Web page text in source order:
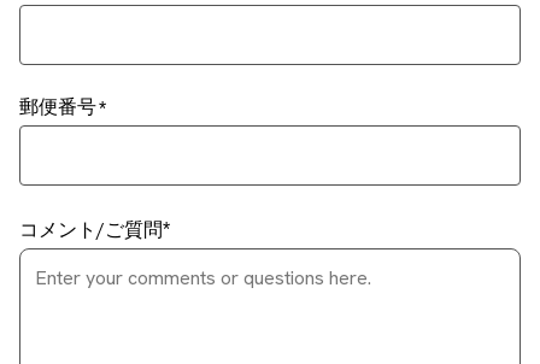
郵便番号
コメント/ご質問